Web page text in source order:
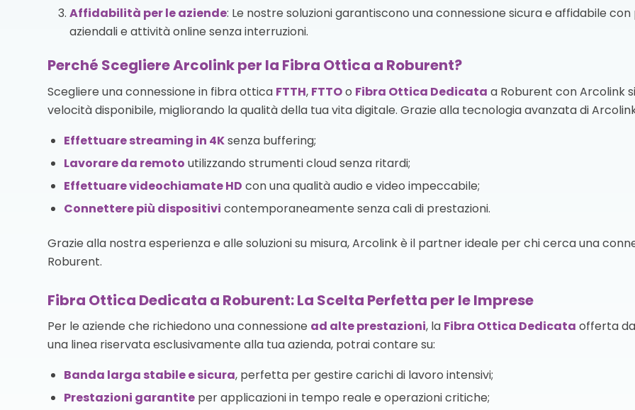
Affidabilità per le aziende: Le nostre soluzioni garantiscono una connessione sicura e affidabile
aziendali e attività online senza interruzioni.
Perché Scegliere Arcolink per la Fibra Ottica a Roburent?
Scegliere una connessione in fibra ottica FTTH, FTTOo Fibra Ottica Dedicata a Roburent con Arcolink
velocità disponibile, migliorando la qualità della tua vita digitale. Grazie alla tecnologia avanzata di
Effettuare streaming in 4Ksenza buffering;
Lavorare da remoto utilizzando strumenti cloud senza ritardi;
Effettuare videochiamate HD con una qualità audio e video impeccabile;
Connettere più dispositivi contemporaneamente senza cali di prestazioni.
Grazie alla nostra esperienza e alle soluzioni su misura, Arcolink è il partner ideale per chi cerca una
Roburent.
Fibra Ottica Dedicata a Roburent: La Scelta Perfetta per le Imprese
Per le aziende che richiedono una connessione ad alte prestazioni, la Fibra Ottica Dedicata offerta
una linea riservata esclusivamente alla tua azienda, potrai contare su:
Banda larga stabile e sicura, perfetta per gestire carichi di lavoro intensivi;
Prestazioni garantite per applicazioni in tempo reale e operazioni critiche;